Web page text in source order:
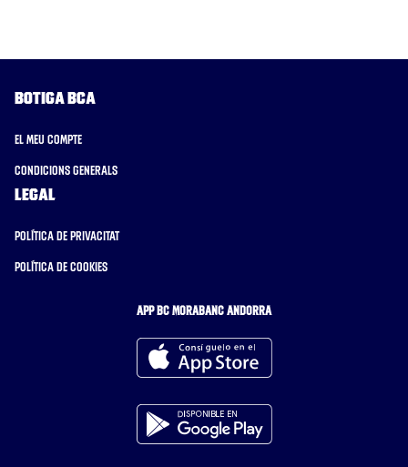
Botiga BCA
El meu compte
Condicions generals
Legal
Política de privacitat
Política de cookies
APP BC MORABANC ANDORRA